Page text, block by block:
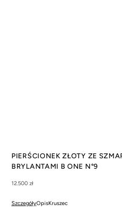
PIERŚCIONEK ZŁOTY ZE
BRYLANTAMI B ONE N°9
12.500 zł
SzczegółyOpisKruszec